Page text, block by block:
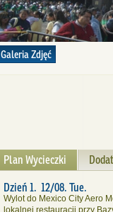
Galeria Zdjęć
Plan Wycieczki
Dzień 1. 12/08. Tue.
Wylot do Mexico City Aero
lokalnej restauracji przy